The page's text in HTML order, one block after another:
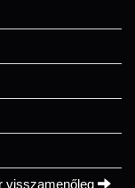
visszamenőleg